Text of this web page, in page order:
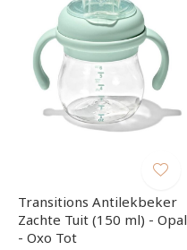
Transitions Antilekbeker
Zachte Tuit (150 ml) - Opal
- Oxo Tot